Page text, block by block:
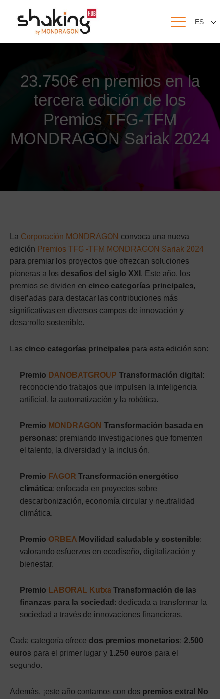
ES
23.750€ en premios en la
tercera edición de los
Premios TFG-TFM
MONDRAGON Sariak 2024
La Corporación MONDRAGON convoca una nueva
edición Premios TFG -TFM MONDRAGON Sariak 2024
para premiar los proyectos que ofrezcan soluciones
pioneras a los desafíos del siglo XXI . Este año, los
premios se dividen en cinco categorías principales,
diseñadas para destacar las contribuciones más
significativas en diversos campos de innovación y
desarrollo sostenible.
Las cinco categorías principales para esta edición son:
Premio DANOBATGROUP Transformación digital:
reconociendo trabajos que impulsen la inteligencia
artificial, la automatización y la robótica.
Premio MONDRAGON Transformación basada en
personas: premiando investigaciones que fomenten
el talento, la diversidad y la inclusión.
Premio FAGOR Transformación energético-
climática: enfocada en proyectos sobre
descarbonización, economía circular y neutralidad
climática.
Premio ORBEA Movilidad saludable y sostenible:
valorando esfuerzos en ecodiseño, digitalización y
bienestar.
Premio LABORAL Kutxa Transformación de las
finanzas para la sociedad : dedicada a transformar la
sociedad a través de innovaciones financieras.
Cada categoría ofrece dos premios monetarios: 2.500
euros para el primer lugar y 1.250 euros para el
segundo.
Además, ¡este año contamos con dos premios extra! No